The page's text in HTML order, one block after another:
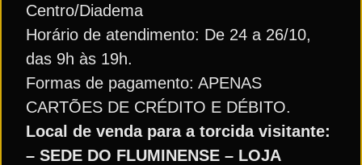
Centro/Diadema
Horário de atendimento: De 24 a 26/10,
das 9h às 19h.
Formas de pagamento: APENAS
CARTÕES DE CRÉDITO E DÉBITO.
Local de venda para a torcida visitante:
– SEDE DO FLUMINENSE – LOJA